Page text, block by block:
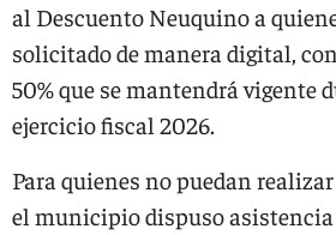
al Descuento Neuquino a
solicitado de manera digital,
50% que se mantendrá vigente
ejercicio fiscal 2026.
Para quienes no puedan
el municipio dispuso